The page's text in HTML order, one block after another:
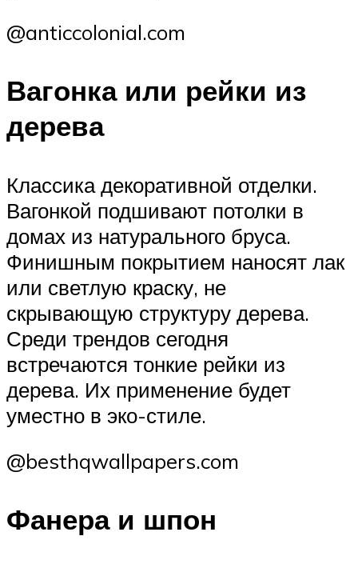
@anticcolonial.com
Вагонка или рейки из
дерева
Классика декоративной отделки.
Вагонкой подшивают потолки в
домах из натурального бруса.
Финишным покрытием наносят лак
или светлую краску, не
скрывающую структуру дерева.
Среди трендов сегодня
встречаются тонкие рейки из
дерева. Их применение будет
уместно в эко-стиле.
@besthqwallpapers.com
Фанера и шпон